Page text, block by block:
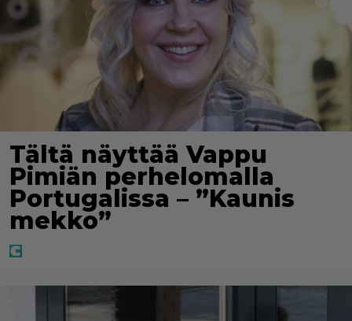
Tältä näyttää Vappu
Pimiän perhelomalla
Portugalissa – ”Kaunis
mekko”